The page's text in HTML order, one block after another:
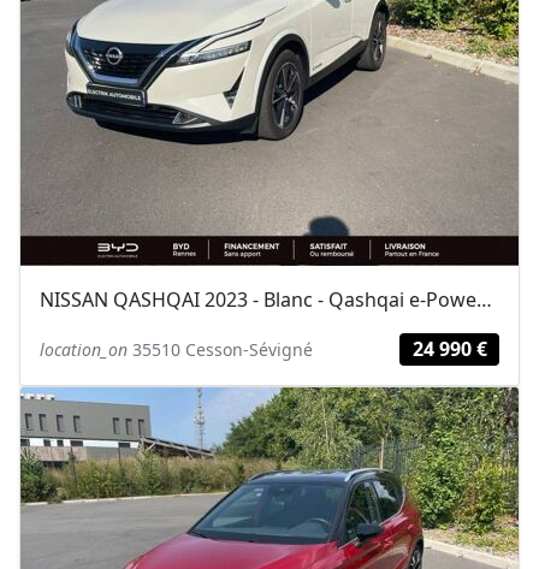
NISSAN QASHQAI 2023 - Blanc - Qashqai e-Power 190 ch Tekna+
location_on 35510 Cesson-Sévigné 24 990 €